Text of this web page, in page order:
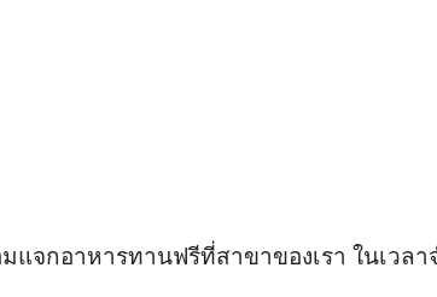
แจกอาหารทานฟรีที่สาขาของเรา ในเว